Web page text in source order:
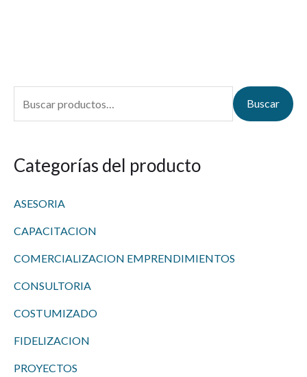
u
c
r
p
:
Buscar
Categorías del producto
ASESORIA
CAPACITACION
COMERCIALIZACION EMPRENDIMIENTOS
CONSULTORIA
COSTUMIZADO
FIDELIZACION
PROYECTOS